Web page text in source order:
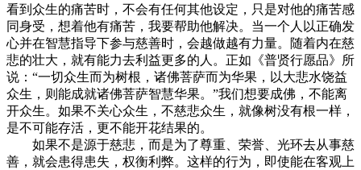
看到众生的痛苦时，不会有任何其他设定，只是对他的痛苦感
同身受，想着他有痛苦，我要帮助他解决。当一个人以正确发
心并在智慧指导下参与慈善时，会越做越有力量。随着内在慈
悲的壮大，就有能力去利益更多的人。正如《普贤行愿品》所
说：“一切众生而为树根，诸佛菩萨而为华果，以大悲水饶益
众生，则能成就诸佛菩萨智慧华果。”我们想要成佛，不能离
开众生。如果不关心众生，不慈悲众生，就像树没有根一样，
是不可能存活，更不能开花结果的。
如果不是源于慈悲，而是为了尊重、荣誉、光环去从事慈
善，就会患得患失，权衡利弊。这样的行为，即使能在客观上